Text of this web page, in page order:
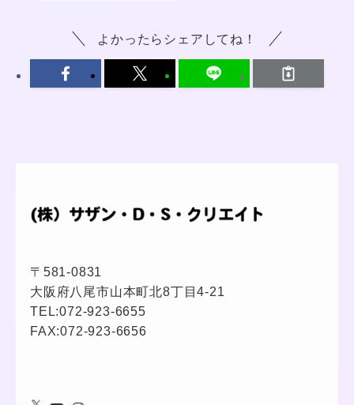
よかったらシェアしてね！
〒581-0831
大阪府八尾市山本町北8丁目4-21
TEL:072-923-6655
FAX:072-923-6656